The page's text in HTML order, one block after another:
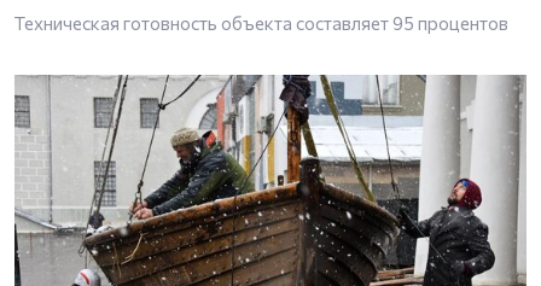
Техническая готовность объекта составляет 95 процентов